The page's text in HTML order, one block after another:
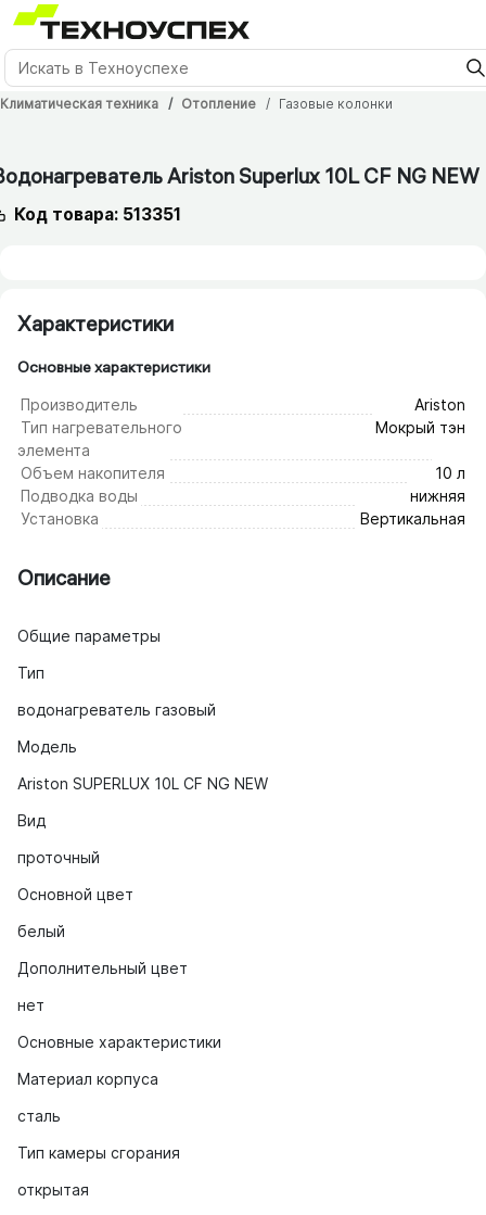
Климатическая техника Отопление Газовые колонки
Ariston Superlux 10L CF NG NEW
Код товара: 513351
Характеристики
Основные характеристики
Производитель
Ariston
Тип нагревательного
элемента
Мокрый тэн
Объем накопителя
10 л
Подводка воды
нижняя
Установка
Вертикальная
Описание
Общие параметры
Тип
водонагреватель газовый
Модель
Ariston SUPERLUX 10L CF NG NEW
Вид
проточный
Основной цвет
белый
Дополнительный цвет
нет
Основные характеристики
Материал корпуса
сталь
Тип камеры сгорания
открытая